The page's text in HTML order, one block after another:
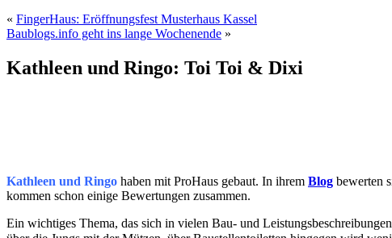
« FingerHaus: Eröffnungsfest Musterhaus Kassel
Baublogs.info geht ins lange Wochenende »
Kathleen und Ringo: Toi Toi & Dixi
Kathleen und Ringo haben mit ProHaus gebaut. In ihrem Blog bewerten
kommen schon einige Bewertungen zusammen.
Ein wichtiges Thema, das sich in vielen Bau- und